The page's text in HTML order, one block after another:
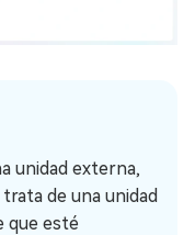
unidad externa,
de una unidad
que esté